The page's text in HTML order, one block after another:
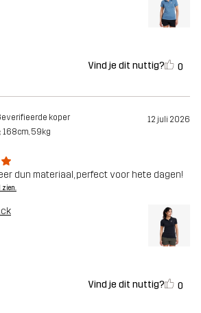
Vind je dit nuttig? 0
koper 12 juli 2026
168cm, 59kg
dun materiaal, perfect voor hete dagen!
zien.
Vind je dit nuttig? 0